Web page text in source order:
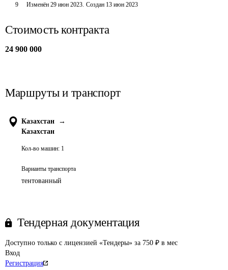
9 Изменён 29 июн 2023. Создан 13 июн 2023
Стоимость контракта
24 900 000
Маршруты и транспорт
Казахстан
→
Казахстан
Кол-во машин: 1
Варианты транспорта
тентованный
Тендерная документация
Доступно только с лицензией «Тендеры» за 750 ₽ в мес
Вход
Регистрация